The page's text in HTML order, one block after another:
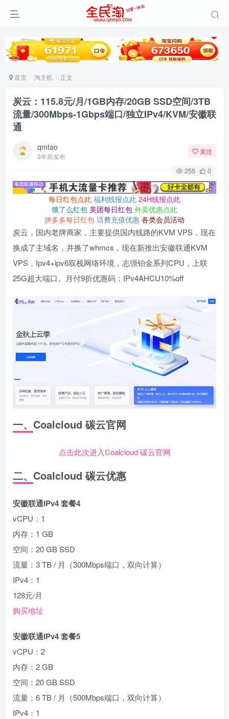
首页 淘主机 正文
炭云：115.8元/月/1GB内存/20GB SSD空间/3TB
流量/300Mbps-1Gbps端口/独立IPv4/KVM/安徽联
通
qmtao
3年前发布
关注
255 0
每日红包点此 福利线报点此 24H线报点此
饿了么红包 美团每日红包 外卖优惠点此
拼多多每日红包 话费充值优惠 各类会员活动
炭云，国内老牌商家，主要提供国内线路的KVM VPS，现在
换成了主域名，并换了whmcs，现在新推出安徽联通KVM
VPS，Ipv4+ipv6双栈网络环境，志强铂金系列CPU，上联
25G超大端口。月付9折优惠码：IPv4AHCU10%off
一、Coalcloud 碳云官网
点击此次进入Coalcloud 碳云官网
二、Coalcloud 碳云优惠
安徽联通IPv4 套餐4
vCPU：1
内存：1 GB
空间：20 GB SSD
流量：3 TB / 月（300Mbps端口，双向计算）
IPv4：1
128元/月
购买地址
安徽联通IPv4 套餐5
vCPU：2
内存：2 GB
空间：20 GB SSD
流量：6 TB / 月（500Mbps端口，双向计算）
IPv4：1